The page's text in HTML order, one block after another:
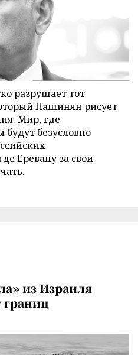
разрушает тот
Пашинян рисует
Мир, где
безусловно
Еревану за свои
из Израиля
границ